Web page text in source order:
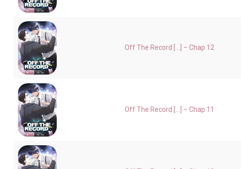
Off The Record [...] – Chap 12
Off The Record [...] – Chap 11